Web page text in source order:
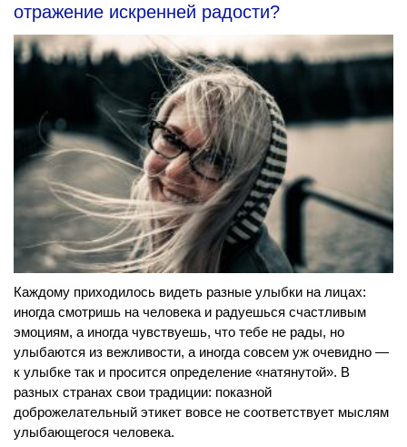
отражение искренней радости?
Каждому приходилось видеть разные улыбки на лицах:
иногда смотришь на человека и радуешься счастливым
эмоциям, а иногда чувствуешь, что тебе не рады, но
улыбаются из вежливости, а иногда совсем уж очевидно —
к улыбке так и просится определение «натянутой». В
разных странах свои традиции: показной
доброжелательный этикет вовсе не соответствует мыслям
улыбающегося человека.